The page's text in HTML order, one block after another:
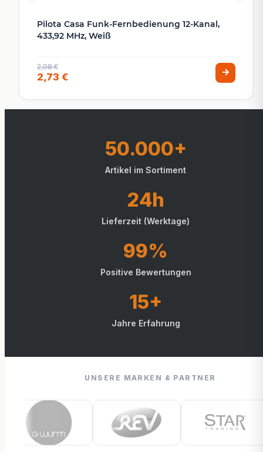
Pilota Casa Funk-Fernbedienung 12-Kanal,
433,92 MHz, Weiß
2,98 €
2,73 €
50.000+
Artikel im Sortiment
24h
Lieferzeit (Werktage)
99%
Positive Bewertungen
15+
Jahre Erfahrung
UNSERE MARKEN & PARTNER